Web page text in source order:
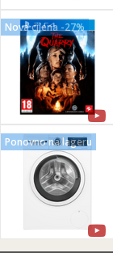
Nova cijena -27%
Ponovno na lageru